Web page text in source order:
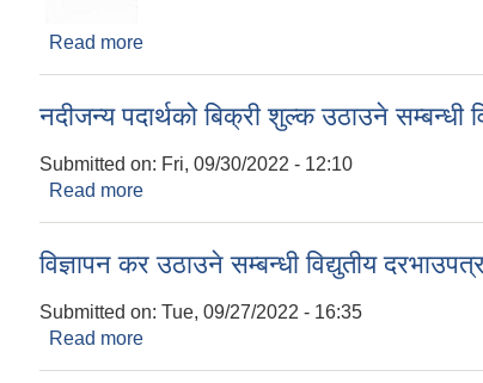
Read more
नदीजन्य पदार्थको बिक्री शुल्क उठाउने सम्बन्धी
Submitted on: Fri, 09/30/2022 - 12:10
Read more
विज्ञापन कर उठाउने सम्बन्धी विद्युतीय
Submitted on: Tue, 09/27/2022 - 16:35
Read more